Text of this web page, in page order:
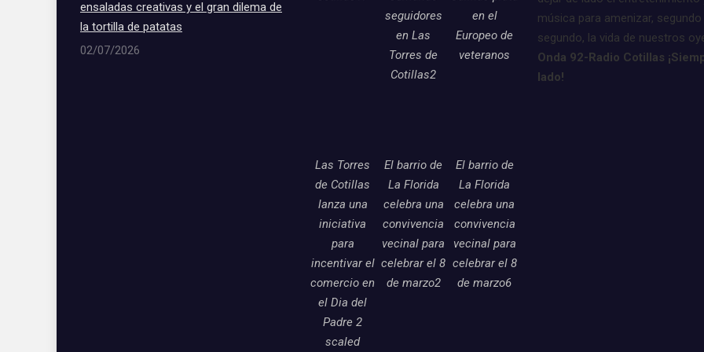
ensaladas creativas y el gran dilema de
la tortilla de patatas
02/07/2026
seguidores
en Las
Torres de
Cotillas2
en el
Europeo de
veteranos
Las Torres
de Cotillas
lanza una
iniciativa
para
incentivar el
comercio en
el Dia del
Padre 2
scaled
El barrio de
La Florida
celebra una
convivencia
vecinal para
celebrar el 8
de marzo2
El barrio de
La Florida
celebra una
convivencia
vecinal para
celebrar el 8
de marzo6
música para amenizar, segundo
segundo, la vida de nuestros
Onda 92-Radio Cotillas
lado!